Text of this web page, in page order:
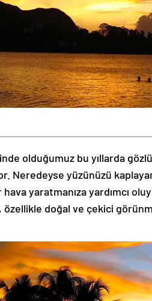
olduğumuz bu yıllarda
Neredeyse yüzünüzü
yaratmanıza yardımcı
doğal ve çekici